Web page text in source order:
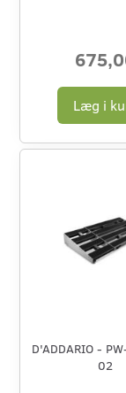
Læg i
D'ADDARIO -
02